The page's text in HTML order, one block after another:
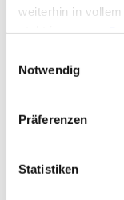
weiterhin in
steht in unserer
gelistet.
Notwendig
Präferenzen
Statistiken